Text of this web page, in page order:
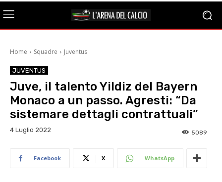
Home Squadre Juventus
JUVENTUS
Juve, il talento Yildiz del Bayern
Monaco a un passo. Agresti: “Da
sistemare dettagli contrattuali”
4 Luglio 2022 5089
Facebook X WhatsApp